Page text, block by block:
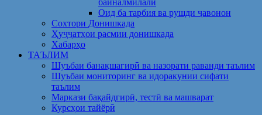
байналмилалӣ
Оид ба тарбия ва рушди ҷавонон
Сохтори Донишкада
Ҳуҷҷатҳои расмии донишкада
Хабарҳо
ТАЪЛИМ
Шуъбаи банақшагирӣ ва назорати раванди таълим
Шуъбаи мониторинг ва идоракунии сифати
таълим
Маркази бақайдгирӣ, тестӣ ва машварат
Курсҳои тайёрӣ